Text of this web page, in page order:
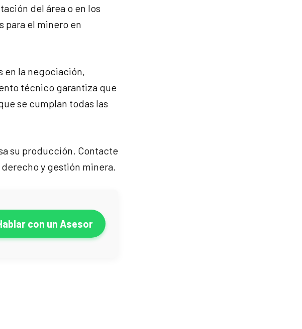
del área o en los
para el minero en
en la negociación,
técnico garantiza que
se cumplan todas las
su producción. Contacte
y gestión minera.
con un Asesor